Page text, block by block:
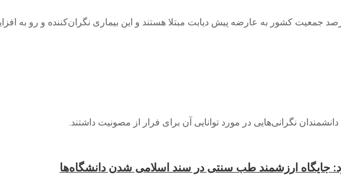
جایگاه ارزشمند طب سنتی در سند اسلامی شدن دانشگاه‌ها